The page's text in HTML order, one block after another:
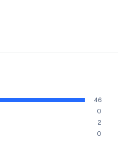
46
0
2
0